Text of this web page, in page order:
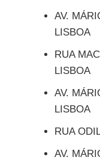
AV.
LISBOA
RUA
LISBOA
AV.
LISBOA
RUA
AV.